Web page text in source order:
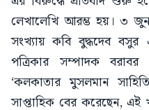
লেখালেখি আরম্ভ হয়। ৩ জুন
সংখ্যায় কবি বুদ্ধদেব বসুর
পত্রিকার সম্পাদক বরাবর
‘কলকাতার মুসলমান
সাপ্তাহিক বের করেছেন, এই